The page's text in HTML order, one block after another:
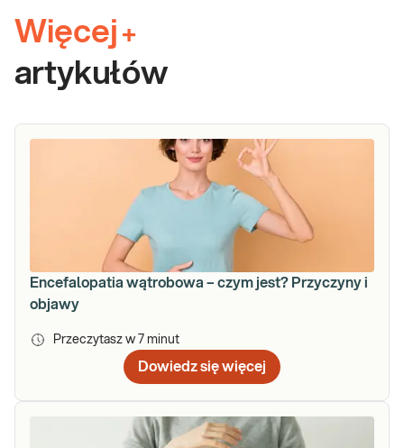
Więcej +
artykułów
Encefalopatia wątrobowa – czym jest? Przyczyny i
objawy
Przeczytasz w 7 minut
Dowiedz się więcej